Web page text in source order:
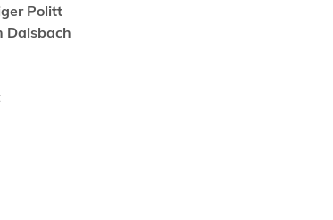
Politt
Daisbach